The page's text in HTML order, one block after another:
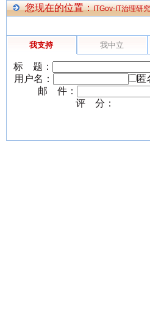
您现在的位置：ITGov-IT治理研
我支持 我中立
标 题：
用户名：
匿
邮 件：
评 分：